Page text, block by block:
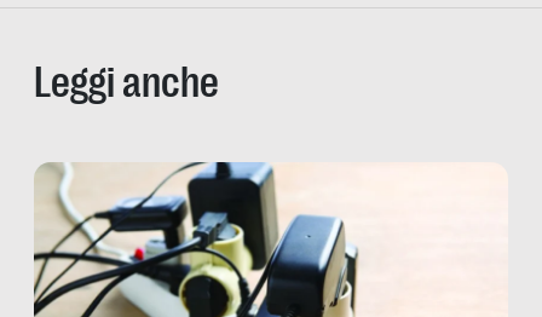
Leggi anche